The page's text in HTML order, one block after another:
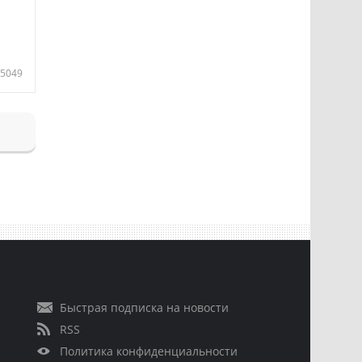
5049
Быстрая подписка на новости
RSS
Политика конфиденциальности